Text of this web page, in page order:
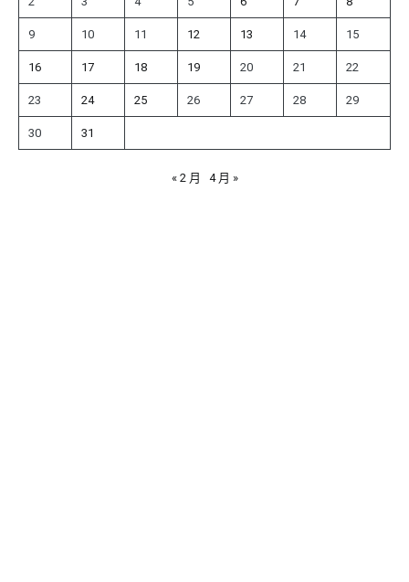
9 10 11 12 13 14 15
16 17 18 19 20 21 22
23 24 25 26 27 28 29
30 31
« 2 月 4 月 »